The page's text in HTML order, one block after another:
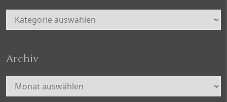
Kategorien
Archiv
Archiv